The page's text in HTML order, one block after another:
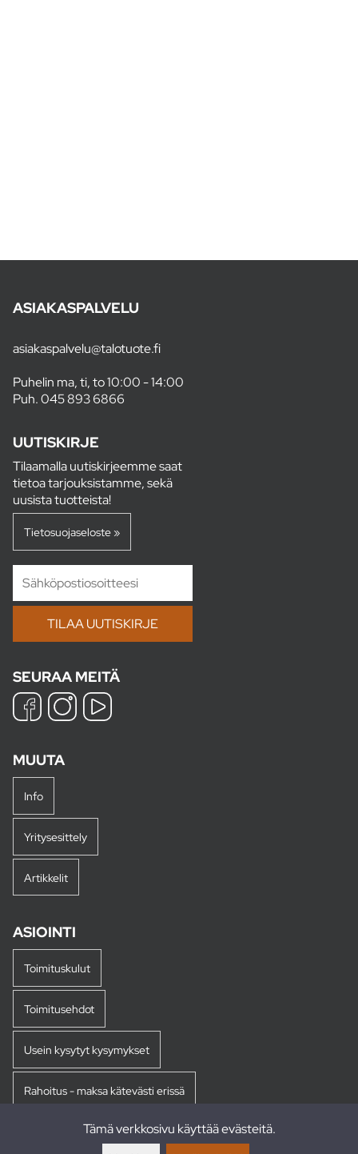
ASIAKASPALVELU
asiakaspalvelu@talotuote.fi
Puhelin ma, ti, to 10:00 - 14:00
Puh.045 893 6866
UUTISKIRJE
Tilaamalla uutiskirjeemme saat
tietoa tarjouksistamme, sekä
uusista tuotteista!
Tietosuojaseloste »
SEURAA MEITÄ
MUUTA
Info
Yritysesittely
Artikkelit
ASIOINTI
Toimituskulut
Toimitusehdot
Usein kysytyt kysymykset
Rahoitus - maksa kätevästi erissä
Tämä verkkosivu käyttää evästeitä.